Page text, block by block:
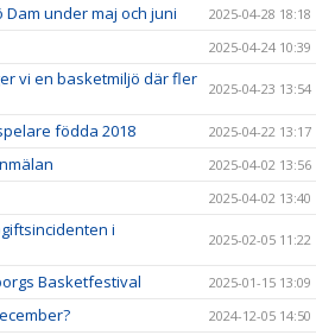
under maj och juni 2025-04-28 18:18
2025-04-24 10:39
vi en basketmiljö där fler
2025-04-23 13:54
födda 2018 2025-04-22 13:17
2025-04-02 13:56
2025-04-02 13:40
i
2025-02-05 11:22
Basketfestival 2025-01-15 13:09
2024-12-05 14:50